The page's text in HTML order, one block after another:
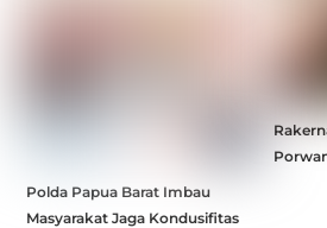
Polda Papua Barat Imbau
Masyarakat Jaga Kondusifitas